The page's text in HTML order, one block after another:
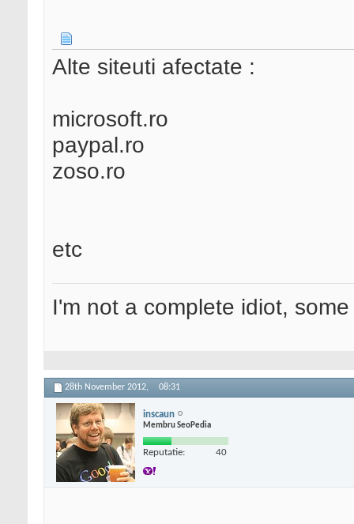
Alte siteuti afectate :
microsoft.ro
paypal.ro
zoso.ro
etc
I'm not a complete idiot,
28th November 2012, 08:31
inscaun
Membru SeoPedia
Reputatie: 40